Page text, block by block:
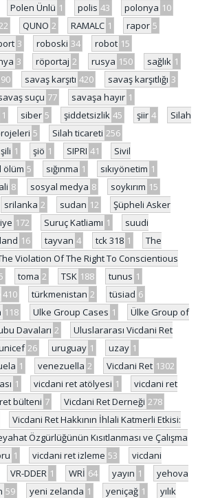
Polen Ünlü 1 polis 43 polonya 10
QUNO 2 RAMALC 1 rapor 5
3 roboski 34 robot 15
3 röportaj 2 rusya 150 sağlık 1
savaş karşıtı 420 savaş karşıtlığı 3
suçu 77 savaşa hayır 1
1 siber 5 şiddetsizlik 45 şiir 4
Silah
5 Silah ticareti 256
şili 1 şiö 1 SIPRI 41
Sivil
ölüm 5 sığınma 1 sıkıyönetim 1
8 sosyal medya 8 soykırım 15
srilanka 2 sudan 12
Şüpheli Asker
172 Suruç Katliamı 1
suudi
16 tayvan 4 tck 318 1
The
Violation Of The Right To Conscientious
toma 2 TSK 188 tunus 1
410 türkmenistan 2 tüsiad 6
118 Ulke Group Cases 1
Ülke Group of
Davaları 2
Uluslararası Vicdani Ret
26 uruguay 1 uzay 1
1 venezuella 2 Vicdani Ret 1302
1 vicdani ret atölyesi 1
vicdani ret
bülteni 7 Vicdani Ret Derneği 278
Vicdani Ret Hakkının İhlali Katmerli Etkisi:
Özgürlüğünün Kısıtlanması ve Çalışma
1 vicdani ret izleme 53
vicdani
VR-DDER 1 WRİ 64 yayın 1
yehova
59 yeni zelanda 1 yeniçağ 1
yılık